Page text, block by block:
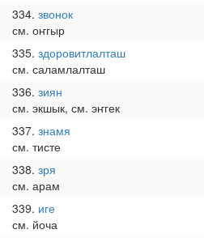
334 звонок
см. оҥгыр
335 здоровитлалташ
см. саламлалташ
336 зиян
см. экшык, см. эҥгек
337 знамя
см. тисте
338 зря
см. арам
339 иге
см. йоча